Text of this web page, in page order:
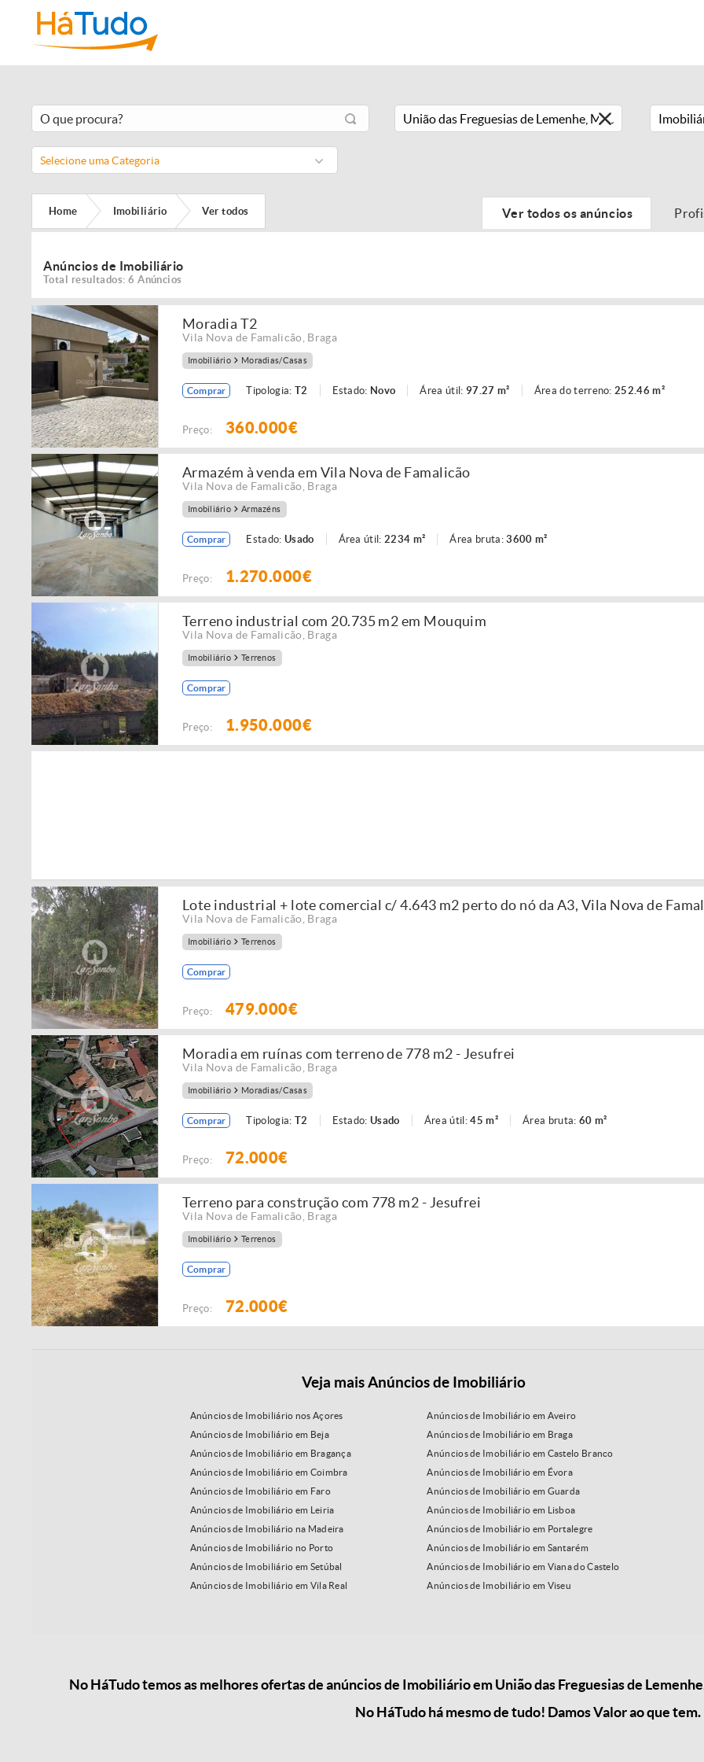
Selecione uma Categoria
Home Imobiliário Ver todos Ver todos os anúncios
Anúncios de Imobiliário
Total resultados: 6 Anúncios
Moradia T2
Vila Nova de Famalicão Braga
Imobiliário Moradias/Casas
Comprar Tipologia: T2 Estado: Novo Área útil: 97.27 m² Área do terreno:252.46 m²
Preço: 360.000€
Armazém à venda em Vila Nova de Famalicão
Vila Nova de Famalicão Braga
Imobiliário Armazéns
Comprar Estado: Usado Área útil:2234 m² Área bruta:3600 m²
Preço: 1.270.000€
Terreno industrial com 20.735 m2 em Mouquim
Vila Nova de Famalicão Braga
Imobiliário Terrenos
Comprar
Preço: 1.950.000€
Lote industrial + lote comercial c/ 4.643 m2 perto do nó da A3, Vila Nova de
Vila Nova de Famalicão Braga
Imobiliário Terrenos
Comprar
Preço: 479.000€
Moradia em ruínas com terreno de 778 m2 - Jesufrei
Vila Nova de Famalicão Braga
Imobiliário Moradias/Casas
Comprar Tipologia: T2 Estado:Usado Área útil:45 m² Área bruta: 60 m²
Preço: 72.000€
Terreno para construção com 778 m2 - Jesufrei
Vila Nova de Famalicão Braga
Imobiliário Terrenos
Comprar
Preço: 72.000€
Veja mais Anúncios de Imobiliário
Anúncios de Imobiliário nos Açores
Anúncios de Imobiliário em Aveiro
Anúncios de Imobiliário em Beja
Anúncios de Imobiliário em Braga
Anúncios de Imobiliário em Bragança
Anúncios de Imobiliário em Castelo Branco
Anúncios de Imobiliário em Coimbra
Anúncios de Imobiliário em Évora
Anúncios de Imobiliário em Faro
Anúncios de Imobiliário em Guarda
Anúncios de Imobiliário em Leiria
Anúncios de Imobiliário em Lisboa
Anúncios de Imobiliário na Madeira
Anúncios de Imobiliário em Portalegre
Anúncios de Imobiliário no Porto
Anúncios de Imobiliário em Santarém
Anúncios de Imobiliário em Setúbal
Anúncios de Imobiliário em Viana do Castelo
Anúncios de Imobiliário em Vila Real
Anúncios de Imobiliário em Viseu
No HáTudo temos as melhores ofertas de anúncios de Imobiliário em União das Freguesias de
No HáTudo há mesmo de tudo! Damos Valor ao que tem.